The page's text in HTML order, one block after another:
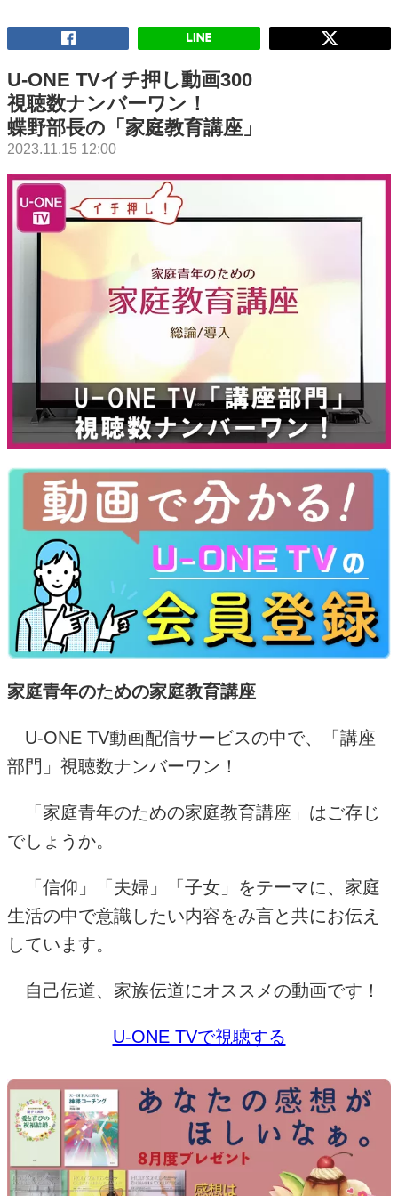
U-ONE TVイチ押し動画300
視聴数ナンバーワン！
蝶野部長の「家庭教育講座」
2023.11.15 12:00
家庭青年のための家庭教育講座
U-ONE TV動画配信サービスの中で、「講座
部門」視聴数ナンバーワン！
「家庭青年のための家庭教育講座」はご存じ
でしょうか。
「信仰」「夫婦」「子女」をテーマに、家庭
生活の中で意識したい内容をみ言と共にお伝え
しています。
自己伝道、家族伝道にオススメの動画です！
U-ONE TVで視聴する